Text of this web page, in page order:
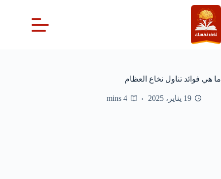
التجاوز
إلى
المحتوى
ما هي فوائد تناول نخاع العظام
19 يناير، 2025 4 mins